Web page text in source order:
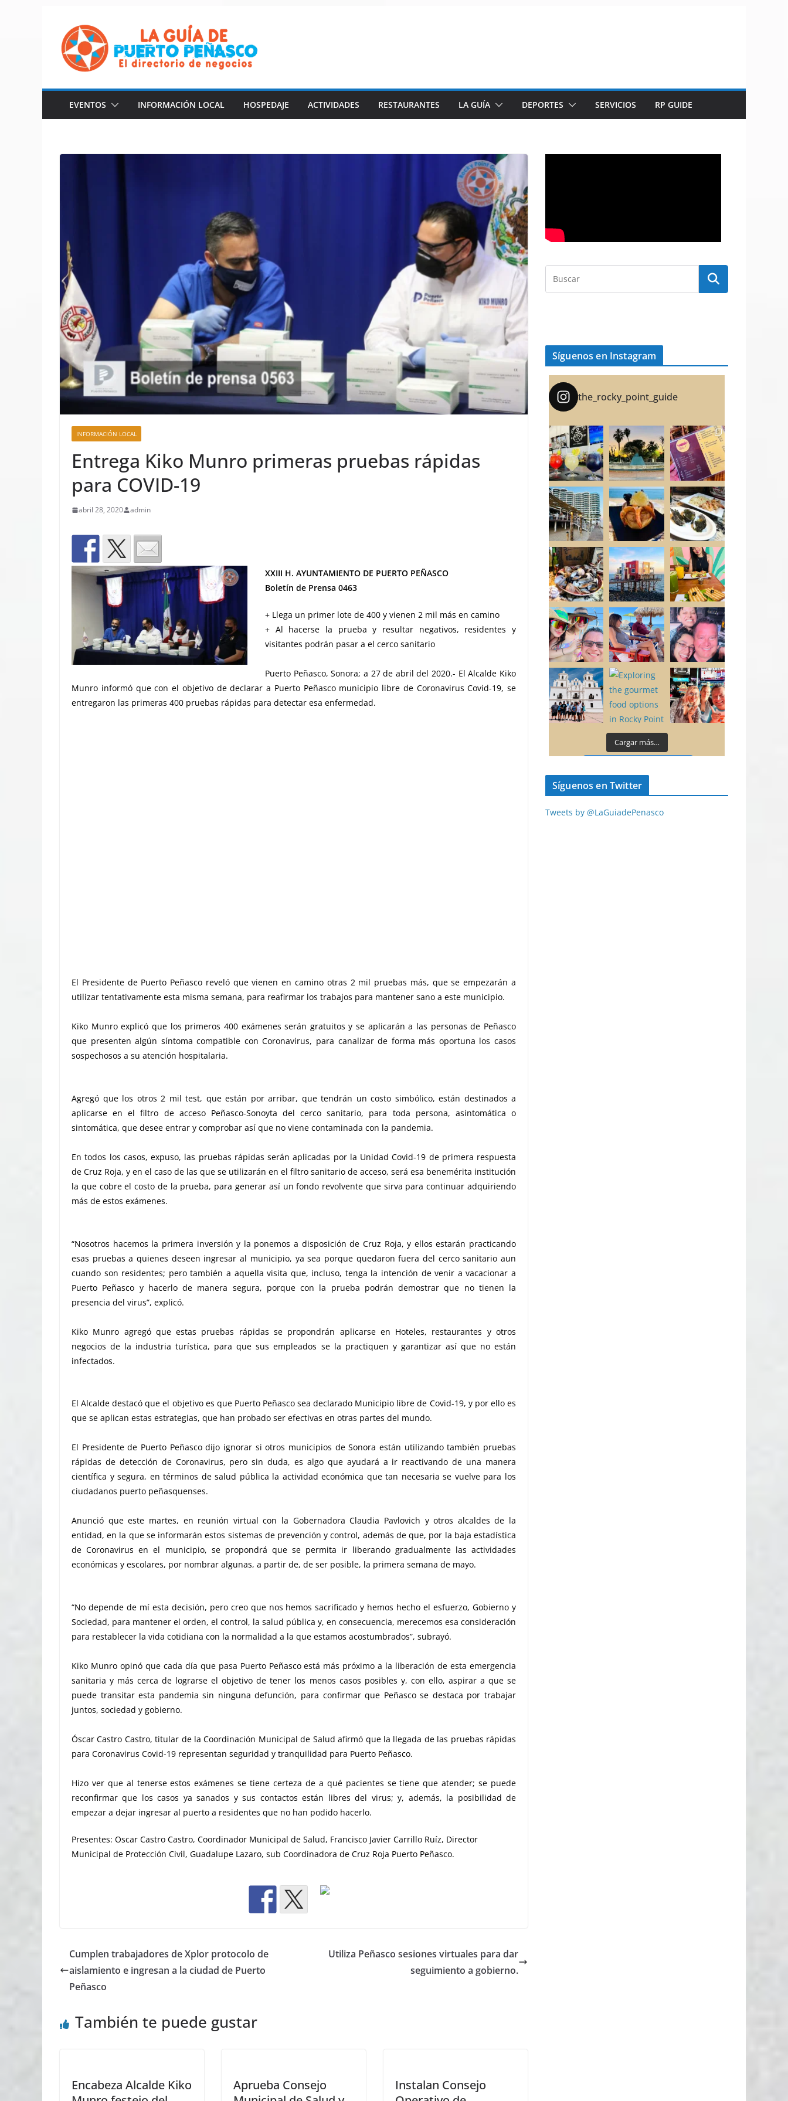
contenido
EVENTOS INFORMACIÓN LOCAL HOSPEDAJE ACTIVIDADES RESTAURANTES LA GUÍA DEPORTES SERVICIOS RP GUIDE
INFORMACIÓN LOCAL
Entrega Kiko Munro primeras pruebas rápidas
para COVID-19
abril 28, 2020 admin
XXIII H. AYUNTAMIENTO DE PUERTO PEÑASCO
Boletín de Prensa 0463
+ Llega un primer lote de 400 y vienen 2 mil más en camino
+ Al hacerse la prueba y resultar negativos, residentes y
visitantes podrán pasar a el cerco sanitario
Puerto Peñasco, Sonora; a 27 de abril del 2020.- El Alcalde Kiko
Munro informó que con el objetivo de declarar a Puerto Peñasco municipio libre de Coronavirus Covid-19, se
entregaron las primeras 400 pruebas rápidas para detectar esa enfermedad.
El Presidente de Puerto Peñasco reveló que vienen en camino otras 2 mil pruebas más, que se empezarán a
utilizar tentativamente esta misma semana, para reafirmar los trabajos para mantener sano a este municipio.
Kiko Munro explicó que los primeros 400 exámenes serán gratuitos y se aplicarán a las personas de Peñasco
que presenten algún síntoma compatible con Coronavirus, para canalizar de forma más oportuna los casos
sospechosos a su atención hospitalaria.
Agregó que los otros 2 mil test, que están por arribar, que tendrán un costo simbólico, están destinados a
aplicarse en el filtro de acceso Peñasco-Sonoyta del cerco sanitario, para toda persona, asintomática o
sintomática, que desee entrar y comprobar así que no viene contaminada con la pandemia.
En todos los casos, expuso, las pruebas rápidas serán aplicadas por la Unidad Covid-19 de primera respuesta
de Cruz Roja, y en el caso de las que se utilizarán en el filtro sanitario de acceso, será esa benemérita institución
la que cobre el costo de la prueba, para generar así un fondo revolvente que sirva para continuar adquiriendo
más de estos exámenes.
“Nosotros hacemos la primera inversión y la ponemos a disposición de Cruz Roja, y ellos estarán practicando
esas pruebas a quienes deseen ingresar al municipio, ya sea porque quedaron fuera del cerco sanitario aun
cuando son residentes; pero también a aquella visita que, incluso, tenga la intención de venir a vacacionar a
Puerto Peñasco y hacerlo de manera segura, porque con la prueba podrán demostrar que no tienen la
presencia del virus”, explicó.
Kiko Munro agregó que estas pruebas rápidas se propondrán aplicarse en Hoteles, restaurantes y otros
negocios de la industria turística, para que sus empleados se la practiquen y garantizar así que no están
infectados.
El Alcalde destacó que el objetivo es que Puerto Peñasco sea declarado Municipio libre de Covid-19, y por ello es
que se aplican estas estrategias, que han probado ser efectivas en otras partes del mundo.
El Presidente de Puerto Peñasco dijo ignorar si otros municipios de Sonora están utilizando también pruebas
rápidas de detección de Coronavirus, pero sin duda, es algo que ayudará a ir reactivando de una manera
científica y segura, en términos de salud pública la actividad económica que tan necesaria se vuelve para los
ciudadanos puerto peñasquenses.
Anunció que este martes, en reunión virtual con la Gobernadora Claudia Pavlovich y otros alcaldes de la
entidad, en la que se informarán estos sistemas de prevención y control, además de que, por la baja estadística
de Coronavirus en el municipio, se propondrá que se permita ir liberando gradualmente las actividades
económicas y escolares, por nombrar algunas, a partir de, de ser posible, la primera semana de mayo.
“No depende de mí esta decisión, pero creo que nos hemos sacrificado y hemos hecho el esfuerzo, Gobierno y
Sociedad, para mantener el orden, el control, la salud pública y, en consecuencia, merecemos esa consideración
para restablecer la vida cotidiana con la normalidad a la que estamos acostumbrados”, subrayó.
Kiko Munro opinó que cada día que pasa Puerto Peñasco está más próximo a la liberación de esta emergencia
sanitaria y más cerca de lograrse el objetivo de tener los menos casos posibles y, con ello, aspirar a que se
puede transitar esta pandemia sin ninguna defunción, para confirmar que Peñasco se destaca por trabajar
juntos, sociedad y gobierno.
Óscar Castro Castro, titular de la Coordinación Municipal de Salud afirmó que la llegada de las pruebas rápidas
para Coronavirus Covid-19 representan seguridad y tranquilidad para Puerto Peñasco.
Hizo ver que al tenerse estos exámenes se tiene certeza de a qué pacientes se tiene que atender; se puede
reconfirmar que los casos ya sanados y sus contactos están libres del virus; y, además, la posibilidad de
empezar a dejar ingresar al puerto a residentes que no han podido hacerlo.
Presentes: Oscar Castro Castro, Coordinador Municipal de Salud, Francisco Javier Carrillo Ruíz, Director
Municipal de Protección Civil, Guadalupe Lazaro, sub Coordinadora de Cruz Roja Puerto Peñasco.
Cumplen trabajadores de Xplor protocolo de
aislamiento e ingresan a la ciudad de Puerto
Peñasco
Utiliza Peñasco sesiones virtuales para dar
seguimiento a gobierno.
También te puede gustar
Encabeza Alcalde Kiko
Aprueba Consejo
Instalan Consejo
Síguenos en Instagram
the_rocky_point_guide
Cargar más…
Síguenos en Twitter
Tweets by @LaGuiadePenasco